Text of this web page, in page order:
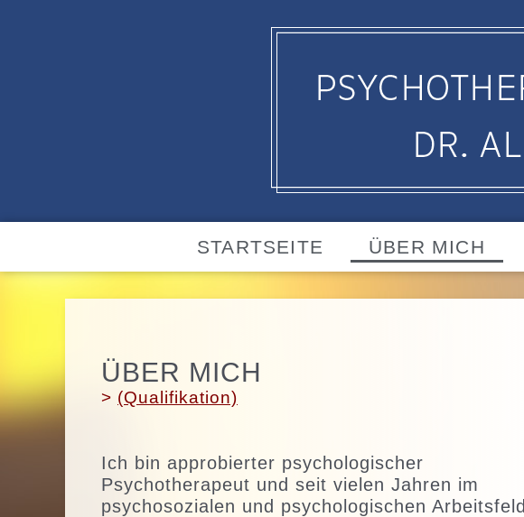
STARTSEITE ÜBER MICH
ÜBER MICH
> (Qualifikation)
Ich bin approbierter psychologischer
Psychotherapeut und seit vielen Jahren im
psychosozialen und psychologischen Arbeitsfeld